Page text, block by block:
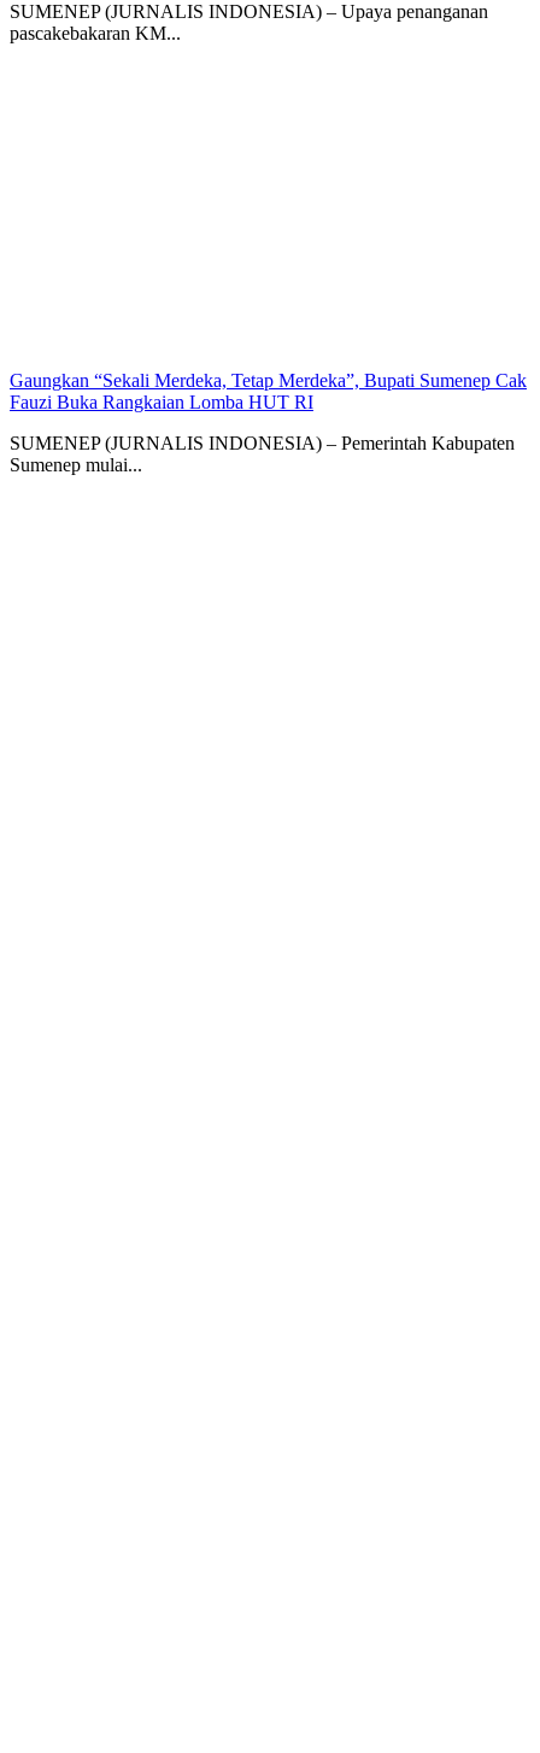
SUMENEP (JURNALIS INDONESIA) – Upaya penanganan
pascakebakaran KM...
Gaungkan “Sekali Merdeka, Tetap Merdeka”, Bupati Sumenep Cak
Fauzi Buka Rangkaian Lomba HUT RI
SUMENEP (JURNALIS INDONESIA) – Pemerintah Kabupaten
Sumenep mulai...